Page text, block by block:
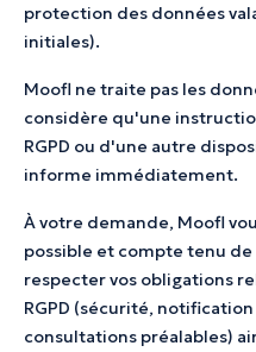
protection des données
initiales).
Moofl ne traite pas les
considère qu'une
RGPD ou d'une autre
informe immédiatement.
À votre demande, Moofl
possible et compte tenu
respecter vos obligations
RGPD (sécurité,
consultations préalables)